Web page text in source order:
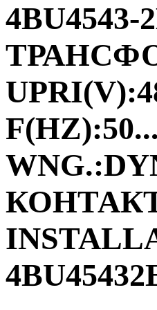
4BU4543-